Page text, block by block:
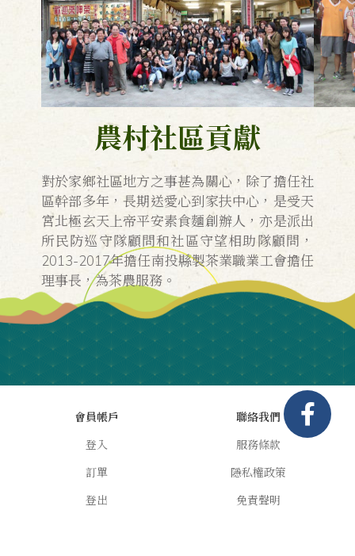
農村社區貢獻
對於家鄉社區地方之事甚為關心，除了擔任社
區幹部多年，長期送愛心到家扶中心，是受天
宮北極玄天上帝平安素食麵創辦人，亦是派出
所民防巡守隊顧問和社區守望相助隊顧問，
2013-2017年擔任南投縣製茶業職業工會擔任
理事長，為茶農服務。
會員帳戶
登入
訂單
登出
聯絡我們
服務條款
隱私權政策
免責聲明